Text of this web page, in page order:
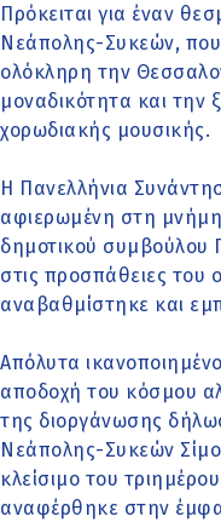
Πρόκειται για έναν
Νεάπολης-Συκεών,
ολόκληρη την
μοναδικότητα και την
χορωδιακής μουσικής.
Η Πανελλήνια
αφιερωμένη στη
δημοτικού συμβούλου
στις προσπάθειες του
αναβαθμίστηκε και
Απόλυτα
αποδοχή του κόσμου
της διοργάνωσης
Νεάπολης-Συκεών
κλείσιμο του
αναφέρθηκε στην